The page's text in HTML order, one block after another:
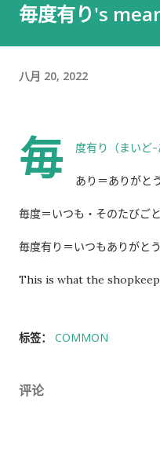
工作人员确认后，很快帮我
时间的商务寒暄。 返还入札
返还手续才算正式完成。 也
的。 这一点如果第一次办理
完成返还手续后，工作人员
时，又提醒了我另一件事情
再携带了。 工作人员告诉我
就一直有效，而是每次领取
取新的入札仕様書，都必须
前，我最担心的是： 门口电
毎度有り's
八月 20, 2022
毎 度有り（まいど-
あり＝ありがと
毎度＝いつも・そのたびごと
毎度有り＝いつもありがと
This is what the
标签： COMMON
评论